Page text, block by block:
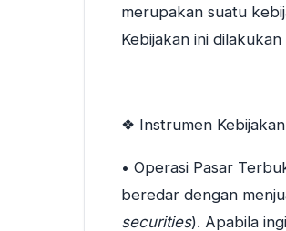
merupakan suatu
Kebijakan ini
❖ Instrumen
• Operasi Pasar
beredar dengan
securities). Apabila